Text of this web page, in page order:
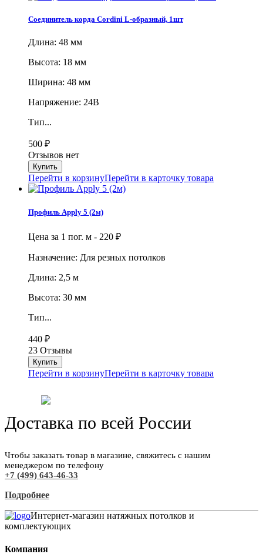
Соединитель корда Cordini L-образный, 1шт
Длина: 48 мм
Высота: 18 мм
Ширина: 48 мм
Напряжение: 24В
Тип...
500 ₽
Отзывов нет
Перейти в корзинуПерейти в карточку товара
Профиль Apply 5 (2м)
Цена за 1 пог. м - 220 ₽
Назначение: Для резных потолков
Длина: 2,5 м
Высота: 30 мм
Тип...
440 ₽
23 Отзывы
Перейти в корзинуПерейти в карточку товара
Доставка по всей России
Чтобы заказать товар в магазине, свяжитесь с нашим
менеджером по телефону
+7 (499) 643-46-33
Подробнее
Интернет-магазин натяжных потолков и
комплектующих
Компания